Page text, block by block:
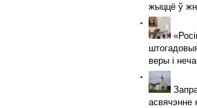
жыццё ў
веры і
асвячэнне